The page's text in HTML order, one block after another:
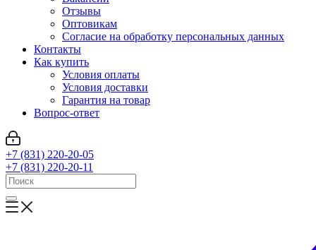
Отзывы
Оптовикам
Cогласие на обработку персональных данных
Контакты
Как купить
Условия оплаты
Условия доставки
Гарантия на товар
Вопрос-ответ
+7 (831) 220-20-05
+7 (831) 220-20-11